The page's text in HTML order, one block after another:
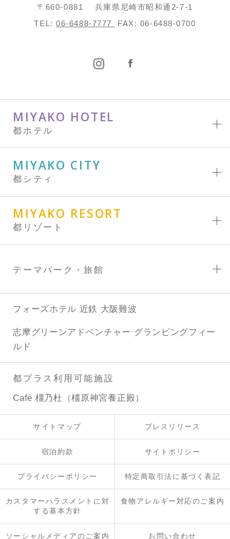
〒660-0881
兵庫県尼崎市昭和通2-7-1
TEL:06-6488-7777 FAX: 06-6488-0700
MIYAKO HOTEL
都ホテル
MIYAKO CITY
都シティ
MIYAKO RESORT
都リゾート
テーマパーク・旅館
フォーズホテル 近鉄 大阪難波
志摩グリーンアドベンチャー グランピングフィー
ルド
都プラス利用可能施設
Café 橿乃杜（橿原神宮養正殿）
サイトマップ プレスリリース
宿泊約款 サイトポリシー
プライバシーポリシー 特定商取引法に基づく表記
カスタマーハラスメントに対
する基本方針
食物アレルギー対応のご案内
ソーシャルメディアのご案内 お問い合わせ